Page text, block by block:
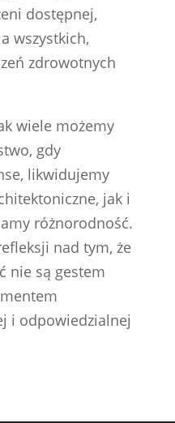
dostępnej,
wszystkich,
zdrowotnych
wiele możemy
gdy
likwidujemy
jak i
różnorodność.
nad tym, że
nie są gestem
i odpowiedzialnej